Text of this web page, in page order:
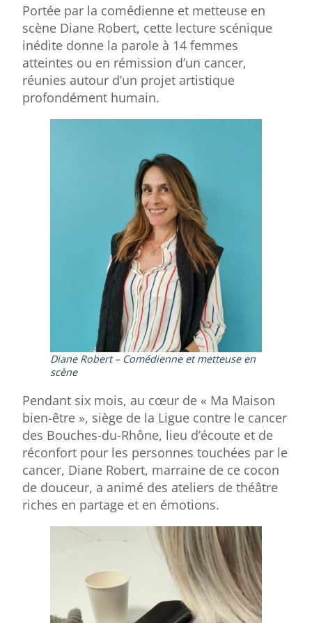
Portée par la comédienne et metteuse en
scène Diane Robert, cette lecture scénique
inédite donne la parole à 14 femmes
atteintes ou en rémission d’un cancer,
réunies autour d’un projet artistique
profondément humain.
Diane Robert – Comédienne et metteuse en
scène
Pendant six mois, au cœur de « Ma Maison
bien-être », siège de la Ligue contre le cancer
des Bouches-du-Rhône, lieu d’écoute et de
réconfort pour les personnes touchées par le
cancer, Diane Robert, marraine de ce cocon
de douceur, a animé des ateliers de théâtre
riches en partage et en émotions.